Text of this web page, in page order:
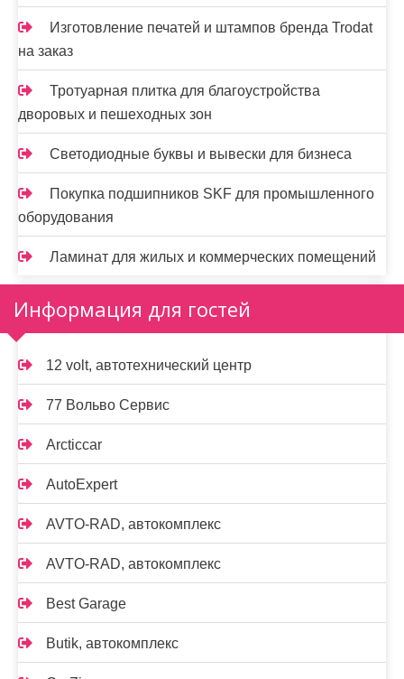
Изготовление печатей и штампов бренда Trodat
на заказ
Тротуарная плитка для благоустройства
дворовых и пешеходных зон
Светодиодные буквы и вывески для бизнеса
Покупка подшипников SKF для промышленного
оборудования
Ламинат для жилых и коммерческих помещений
Информация для гостей
12 volt, автотехнический центр
77 Вольво Сервис
Arcticcar
AutoExpert
AVTO-RAD, автокомплекс
AVTO-RAD, автокомплекс
Best Garage
Butik, автокомплекс